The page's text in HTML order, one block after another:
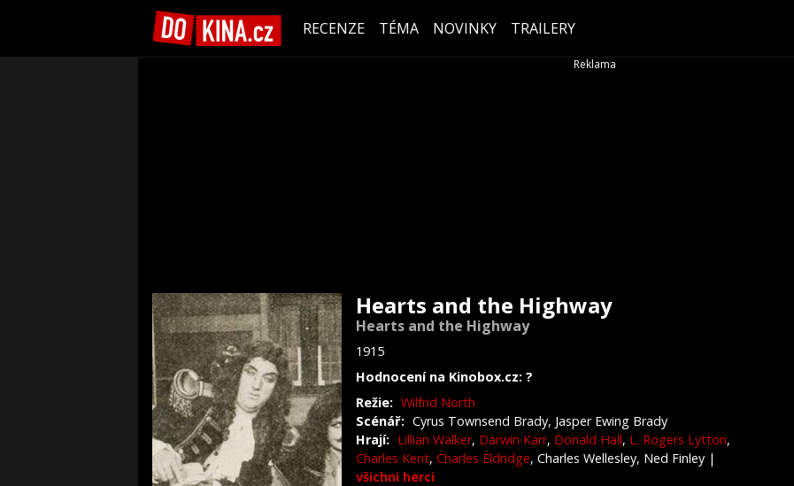
RECENZE TÉMA NOVINKY TRAILERY
Hearts and the Highway
Hearts and the Highway
1915
Hodnocení na Kinobox.cz: ?
Režie: Wilfrid North
Scénář: Cyrus Townsend Brady, Jasper Ewing Brady
Hrají: Lillian Walker, Darwin Karr, Donald Hall, L. Rogers Lytton,
Charles Kent, Charles Eldridge, Charles Wellesley, Ned Finley |
všichni herci